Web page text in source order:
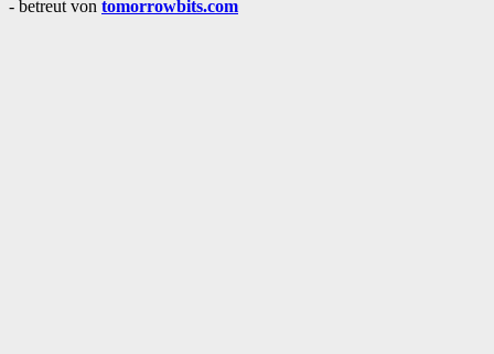
- betreut von tomorrowbits.com